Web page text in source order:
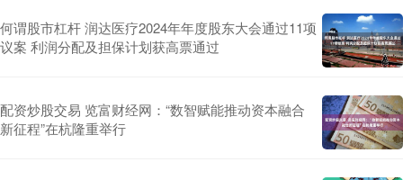
何谓股市杠杆 润达医疗2024年年度股东大会通过11项
议案 利润分配及担保计划获高票通过
配资炒股交易 览富财经网：“数智赋能推动资本融合
新征程”在杭隆重举行